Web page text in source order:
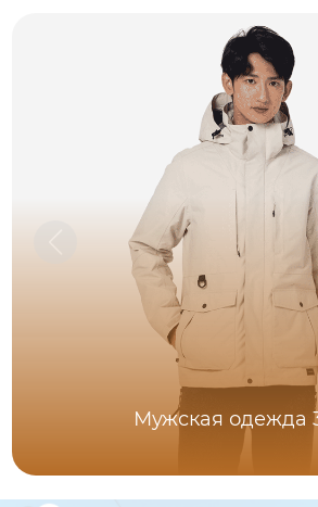
Мужская одежда